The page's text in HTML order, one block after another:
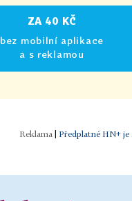
ZA 40 KČ
bez mobilní aplikace
a s reklamou
Předplatné HN+ je